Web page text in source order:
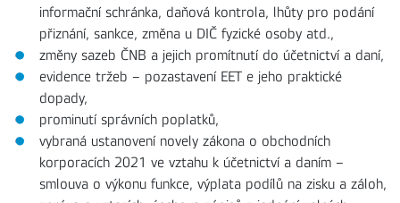
informační schránka, daňová kontrola, lhůty pro podání
přiznání, sankce, změna u DIČ fyzické osoby atd.,
změny sazeb ČNB a jejich promítnutí do účetnictví a daní,
evidence tržeb – pozastavení EET e jeho praktické
dopady,
prominutí správních poplatků,
vybraná ustanovení novely zákona o obchodních
korporacích 2021 ve vztahu k účetnictví a daním –
smlouva o výkonu funkce, výplata podílů na zisku a záloh,